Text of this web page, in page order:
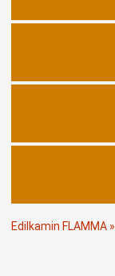
Edilkamin FLAMMA »